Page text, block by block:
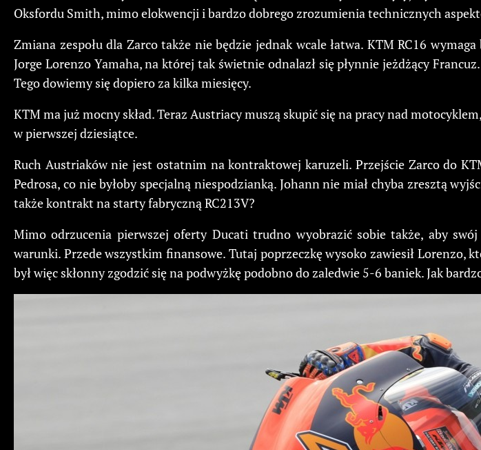
Oksfordu Smith, mimo elokwencji i bardzo dobrego zrozumienia technicznych
Zmiana zespołu dla Zarco także nie będzie jednak wcale łatwa. KTM RC16
Jorge Lorenzo Yamaha, na której tak świetnie odnalazł się płynnie jeżdżący
Tego dowiemy się dopiero za kilka miesięcy.
KTM ma już mocny skład. Teraz Austriacy muszą skupić się na pracy nad
w pierwszej dziesiątce.
Ruch Austriaków nie jest ostatnim na kontraktowej karuzeli. Przejście Zarco do
Pedrosa, co nie byłoby specjalną niespodzianką. Johann nie miał chyba zresztą
także kontrakt na starty fabryczną RC213V?
Mimo odrzucenia pierwszej oferty Ducati trudno wyobrazić sobie także, aby
warunki. Przede wszystkim finansowe. Tutaj poprzeczkę wysoko zawiesił
był więc skłonny zgodzić się na podwyżkę podobno do zaledwie 5-6 baniek. Jak